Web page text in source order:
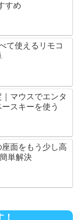
すめ
て使えるリモコ
マウスでエンタ
スキーを使う
座面をもう少し高
単解決